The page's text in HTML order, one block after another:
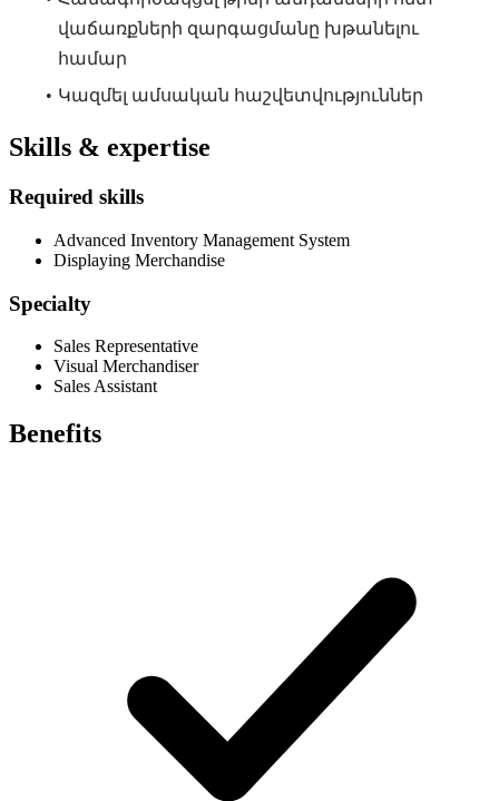
վաճառքների զարգացմանը խթանելու
համար
Կազմել ամսական հաշվետվություններ
Skills & expertise
Required skills
Advanced Inventory Management System
Displaying Merchandise
Specialty
Sales Representative
Visual Merchandiser
Sales Assistant
Benefits